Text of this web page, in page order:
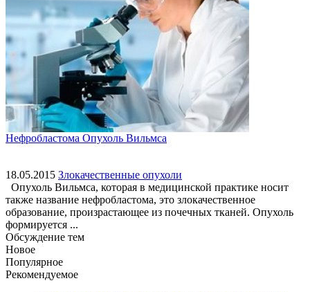
Нефробластома Опухоль Вильмса
18.05.2015 Злокачественные опухоли
Опухоль Вильмса, которая в медицинской практике носит
также название нефробластома, это злокачественное
образование, произрастающее из почечных тканей. Опухоль
формируется ...
Обсуждение тем
Новое
Популярное
Рекомендуемое